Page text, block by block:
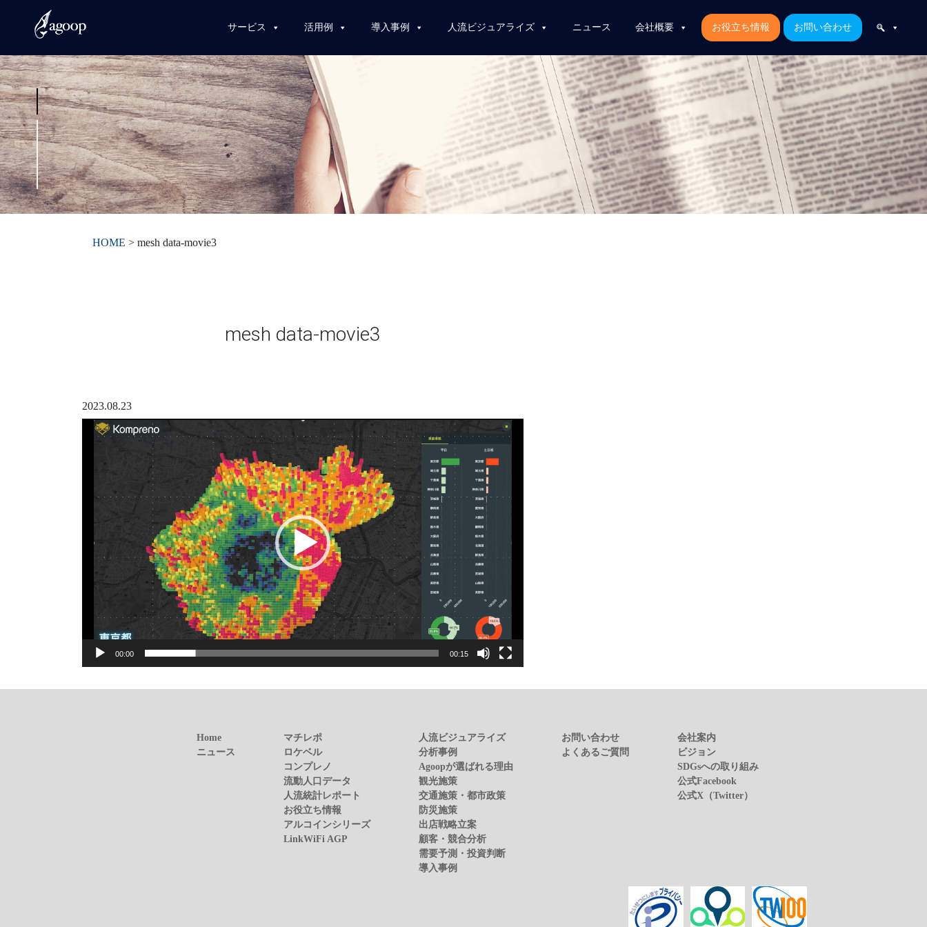
サービス 活用例 導入事例 人流ビジュアライズ ニュース 会社概要 お役立ち情報 お問い合わせ
HOME >mesh data-movie3
mesh data-movie3
2023.08.23
00:00 00:15
Home
ニュース
マチレポ
ロケベル
コンプレノ
流動人口データ
人流統計レポート
お役立ち情報
アルコインシリーズ
LinkWiFi AGP
人流ビジュアライズ
分析事例
Agoopが選ばれる理由
観光施策
交通施策・都市政策
防災施策
出店戦略立案
顧客・競合分析
需要予測・投資判断
導入事例
お問い合わせ
よくあるご質問
会社案内
ビジョン
SDGsへの取り組み
公式Facebook
公式X（Twitter）